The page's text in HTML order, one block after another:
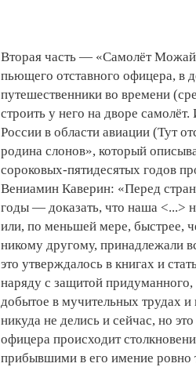
Вторая часть — «Самолёт
пьющего отставного офицера, в
путешественники во времени
строить у него на дворе
России в области авиации (Тут
родина слонов», который
сороковых-пятидесятых годов
Вениамин Каверин: «Перед
годы — доказать, что наша <...>
или, по меньшей мере, быстрее,
никому другому, принадлежали
это утверждалось в книгах и
наряду с защитой
добытое в мучительных трудах
никуда не делись и сейчас, но
офицера происходит
прибывшими в его имение